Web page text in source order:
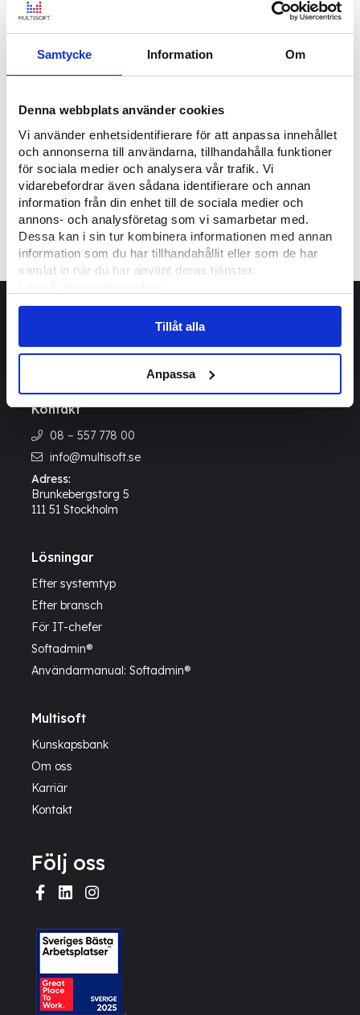
Samtycke Information Om
Denna webbplats använder cookies
Vi använder enhetsidentifierare för att anpassa innehållet
och annonserna till användarna, tillhandahålla funktioner
för sociala medier och analysera vår trafik. Vi
vidarebefordrar även sådana identifierare och annan
information från din enhet till de sociala medier och
annons- och analysföretag som vi samarbetar med.
Dessa kan i sin tur kombinera informationen med annan
information som du har tillhandahållit eller som de har
samlat in när du har använt deras tjänster.
Läs mer om våraCookies
Tillåt alla
Anpassa
Webinar on-demand | Psykologin bakom den
moderna köpprocessen
1 2
Kontakt
08 – 557 778 00
info@multisoft.se
Adress:
Brunkebergstorg 5
111 51 Stockholm
Lösningar
Efter systemtyp
Efter bransch
För IT-chefer
Softadmin®
Användarmanual: Softadmin®
Multisoft
Kunskapsbank
Om oss
Karriär
Kontakt
Följ oss